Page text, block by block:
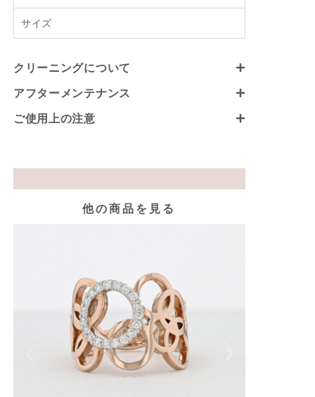
サイズ
クリーニングについて
アフターメンテナンス
ご使用上の注意
他の商品を見る